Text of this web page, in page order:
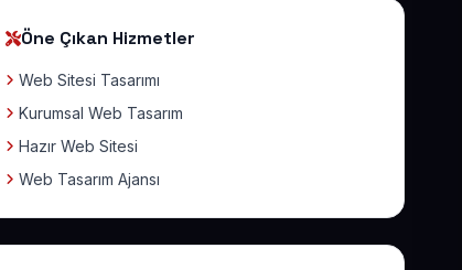
Öne Çıkan Hizmetler
Web Sitesi Tasarımı
Kurumsal Web Tasarım
Hazır Web Sitesi
Web Tasarım Ajansı